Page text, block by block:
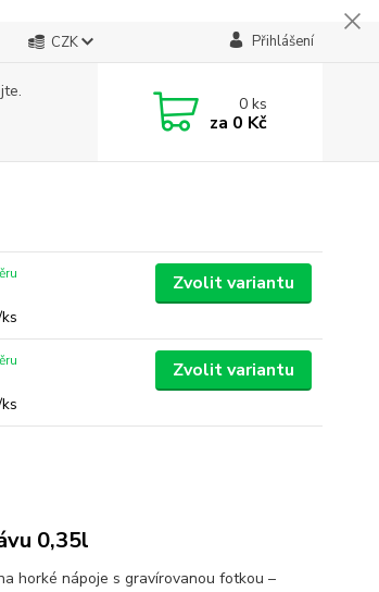
CZK Přihlášení
0ks
za 0 Kč
0,35l
horké nápoje s gravírovanou fotkou –
ks
Zvolit variantu
ks
Zvolit variantu